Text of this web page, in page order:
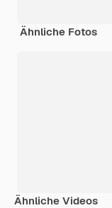
Ähnliche Fotos
Ähnliche Videos